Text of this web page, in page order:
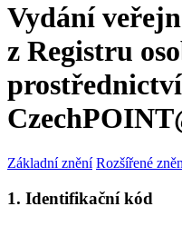
Vydání
z Registru
Základní znění Rozšířené
1. Identifikační kód